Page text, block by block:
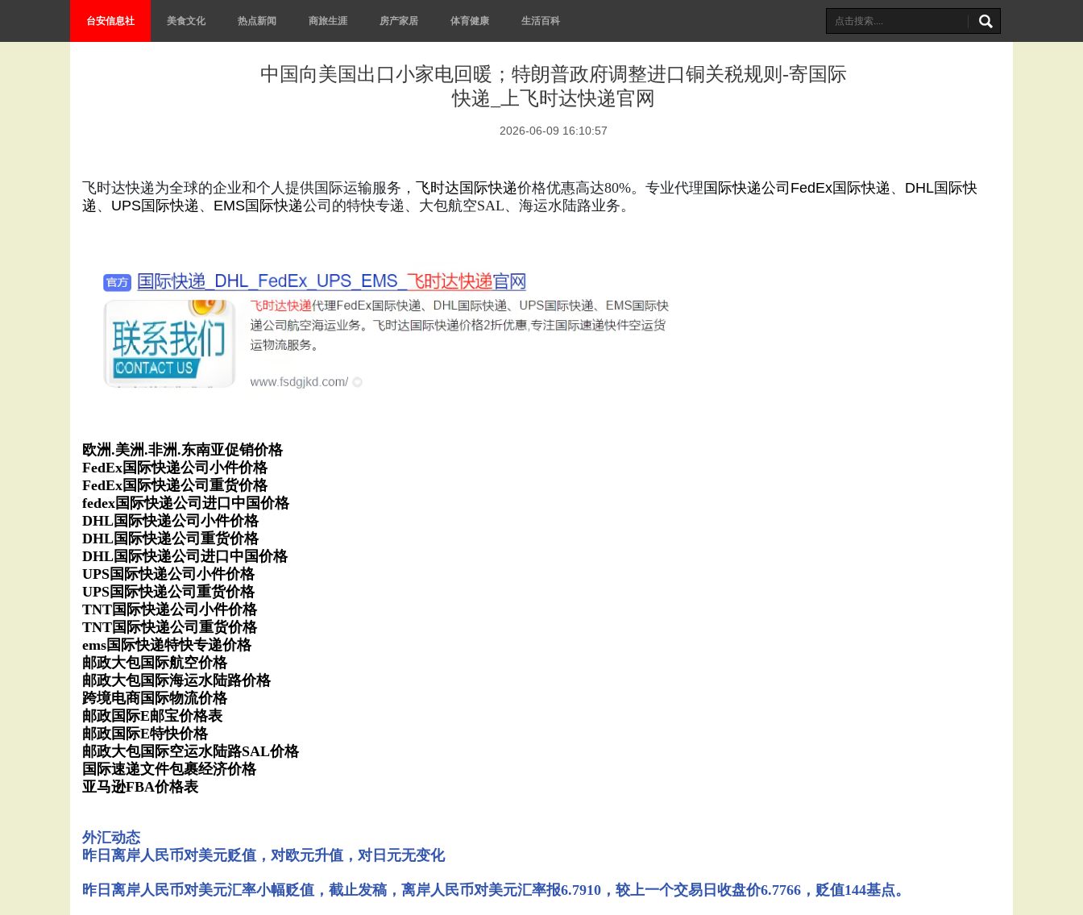
台安信息社 美食文化 热点新闻 商旅生涯 房产家居 体育健康 生活百科
中国向美国出口小家电回暖；特朗普政府调整进口铜关税规则-寄国际
快递_上飞时达快递官网
2026-06-09 16:10:57
飞时达快递为全球的企业和个人提供国际运输服务， 飞时达 国际快递价格优惠高达80%。专业代理 国际快递公司 FedEx国际快递 、 DHL国际快
递 、 UPS国际快递 、 EMS国际快递公司的特快专递、大包航空SAL、海运水陆路业务。
欧洲.美洲.非洲.东南亚促销价格
FedEx国际快递公司小件价格
FedEx国际快递公司重货价格
fedex国际快递公司进口中国价格
DHL国际快递公司小件价格
DHL国际快递公司重货价格
DHL国际快递公司进口中国价格
UPS国际快递公司小件价格
UPS国际快递公司重货价格
TNT国际快递公司小件价格
TNT国际快递公司重货价格
ems国际快递特快专递价格
邮政大包国际航空价格
邮政大包国际海运水陆路价格
跨境电商国际物流价格
邮政国际E邮宝价格表
邮政国际E特快价格
邮政大包国际空运水陆路SAL价格
国际速递文件包裹经济价格
亚马逊FBA价格表
外汇动态
昨日离岸人民币对美元贬值，对欧元升值，对日元无变化
昨日离岸人民币对美元汇率小幅贬值，截止发稿，离岸人民币对美元汇率报6.7910，较上一个交易日收盘价6.7766，贬值144基点。